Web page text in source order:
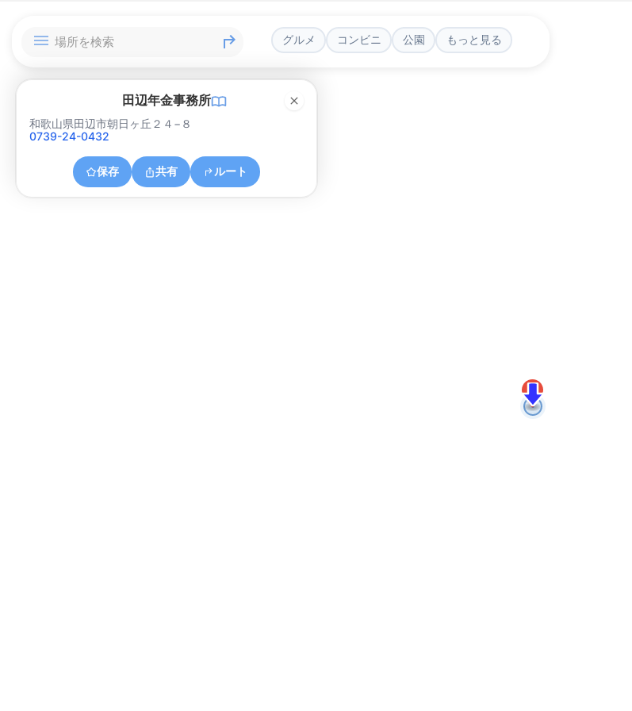
グルメ コンビニ 公園 もっと見る
田辺年金事務所
和歌山県田辺市朝日ヶ丘２４−８
0739-24-0432
保存 共有 ルート